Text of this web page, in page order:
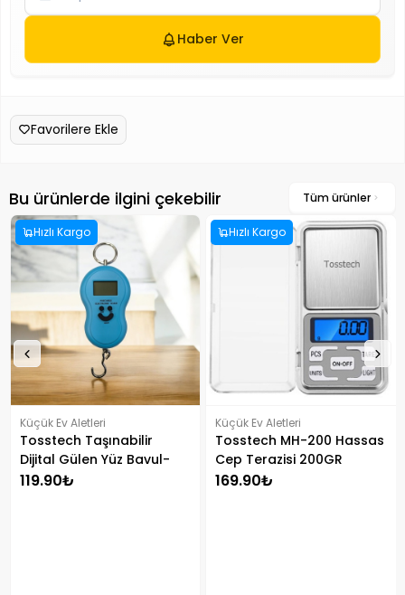
Haber Ver
Favorilere Ekle
Bu ürünlerde ilgini çekebilir Tüm ürünler
Hızlı Kargo
Küçük Ev Aletleri
Tosstech Taşınabilir
Dijital Gülen Yüz Bavul-
Valiz Tartısı (50 KG)
119.90₺
Hızlı Kargo
Küçük Ev Aletleri
Tosstech MH-200 Hassas
Cep Terazisi 200GR
169.90₺